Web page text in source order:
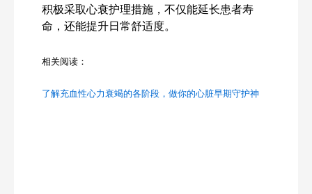
积极采取心衰护理措施，不仅能延长患者寿
命，还能提升日常舒适度。
相关阅读：
了解充血性心力衰竭的各阶段，做你的心脏早期守护神